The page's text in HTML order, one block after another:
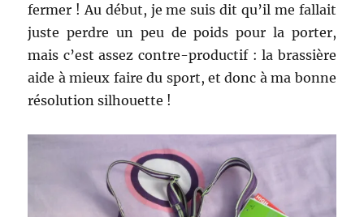
fermer ! Au début, je me suis dit qu’il me fallait
juste perdre un peu de poids pour la porter,
mais c’est assez contre-productif : la brassière
aide à mieux faire du sport, et donc à ma bonne
résolution silhouette !